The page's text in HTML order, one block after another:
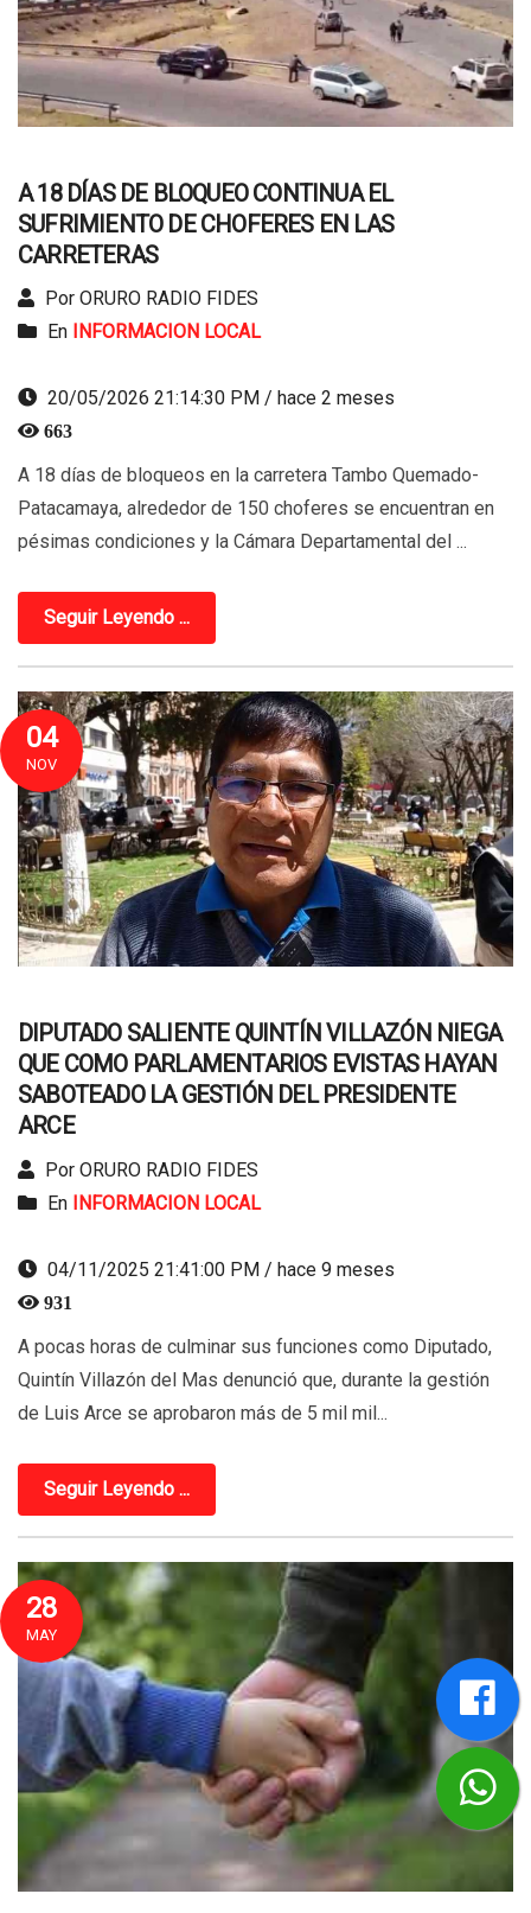
A 18 DÍAS DE BLOQUEO CONTINUA EL
SUFRIMIENTO DE CHOFERES EN LAS
CARRETERAS
Por ORURO RADIO FIDES
En INFORMACION LOCAL
20/05/2026 21:14:30 PM / hace 2 meses
663
A 18 días de bloqueos en la carretera Tambo Quemado-
Patacamaya, alrededor de 150 choferes se encuentran en
pésimas condiciones y la Cámara Departamental del ...
Seguir Leyendo ...
04
NOV
DIPUTADO SALIENTE QUINTÍN VILLAZÓN NIEGA
QUE COMO PARLAMENTARIOS EVISTAS HAYAN
SABOTEADO LA GESTIÓN DEL PRESIDENTE
ARCE
Por ORURO RADIO FIDES
En INFORMACION LOCAL
04/11/2025 21:41:00 PM / hace 9 meses
931
A pocas horas de culminar sus funciones como Diputado,
Quintín Villazón del Mas denunció que, durante la gestión
de Luis Arce se aprobaron más de 5 mil mil...
Seguir Leyendo ...
28
MAY